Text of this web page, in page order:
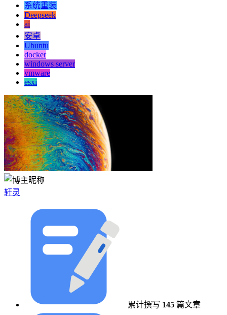
系统重装
Deepseek
ai
安卓
Ubuntu
docker
windows server
vmware
esxi
轩灵
累计撰写 145 篇文章